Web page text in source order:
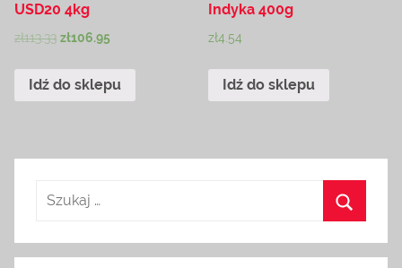
USD20 4kg
zł113.33 zł106.95
Idź do sklepu
Indyka 400g
zł4.54
Idź do sklepu